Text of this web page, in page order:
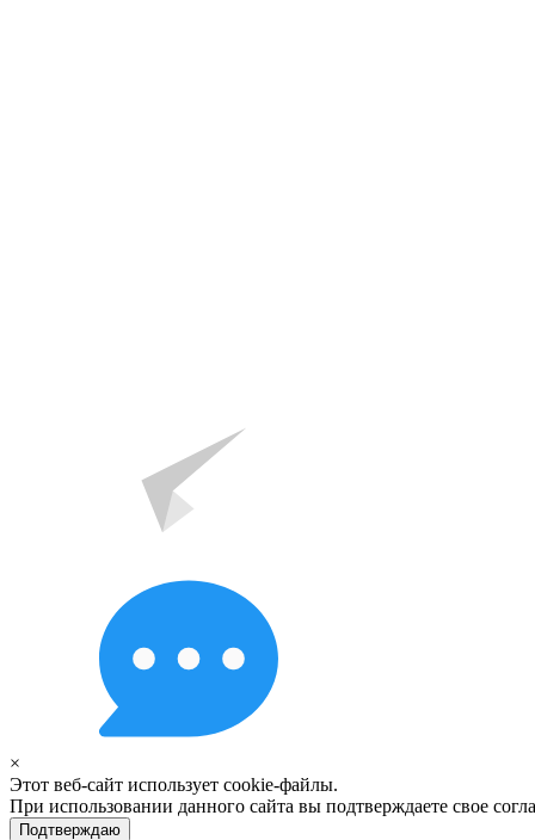
×
Этот веб-сайт использует cookie-файлы.
При использовании данного сайта вы подтверждаете свое
Подтверждаю